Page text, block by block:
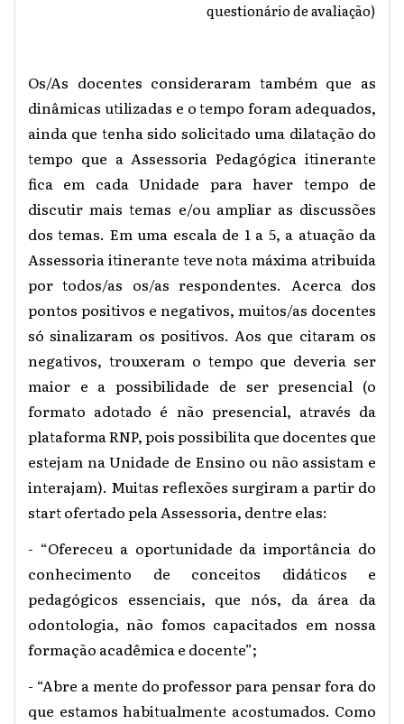
questionário de avaliação)
Os/As docentes consideraram também que as
dinâmicas utilizadas e o tempo foram adequados,
ainda que tenha sido solicitado uma dilatação do
tempo que a Assessoria Pedagógica itinerante
fica em cada Unidade para haver tempo de
discutir mais temas e/ou ampliar as discussões
dos temas. Em uma escala de 1 a 5, a atuação da
Assessoria itinerante teve nota máxima atribuída
por todos/as os/as respondentes. Acerca dos
pontos positivos e negativos, muitos/as docentes
só sinalizaram os positivos. Aos que citaram os
negativos, trouxeram o tempo que deveria ser
maior e a possibilidade de ser presencial (o
formato adotado é não presencial, através da
plataforma RNP, pois possibilita que docentes que
estejam na Unidade de Ensino ou não assistam e
interajam). Muitas reflexões surgiram a partir do
start ofertado pela Assessoria, dentre elas:
- “Ofereceu a oportunidade da importância do
conhecimento de conceitos didáticos e
pedagógicos essenciais, que nós, da área da
odontologia, não fomos capacitados em nossa
formação acadêmica e docente”;
- “Abre a mente do professor para pensar fora do
que estamos habitualmente acostumados. Como